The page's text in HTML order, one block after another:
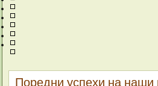
Поредни успехи на наши